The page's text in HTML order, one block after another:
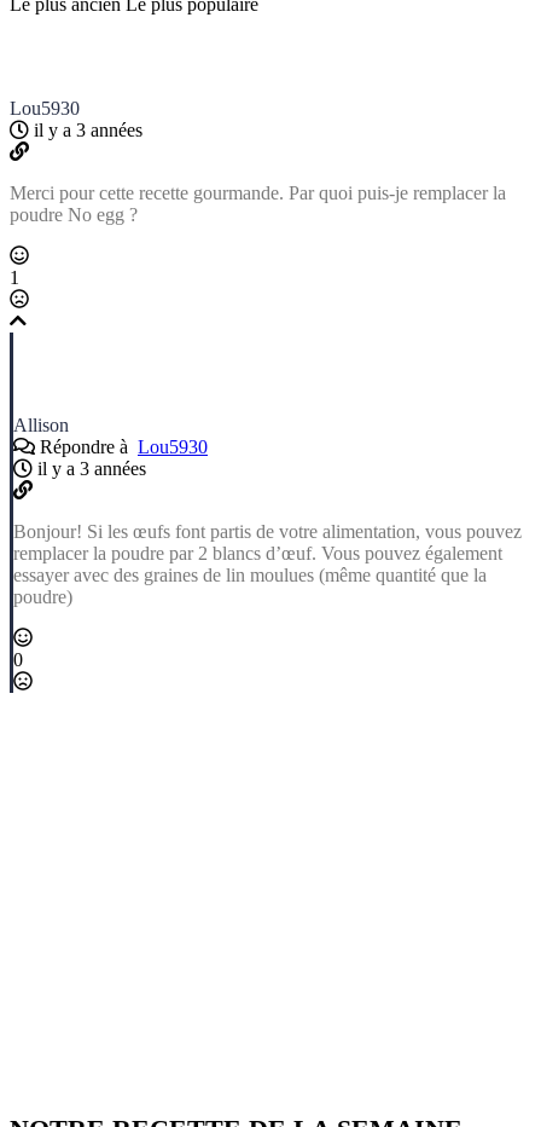
Le plus ancien Le plus populaire
Lou5930
il y a 3 années
Merci pour cette recette gourmande. Par quoi puis-je remplacer la
poudre No egg ?
1
Allison
Répondre à Lou5930
il y a 3 années
Bonjour! Si les œufs font partis de votre alimentation, vous pouvez
remplacer la poudre par 2 blancs d’œuf. Vous pouvez également
essayer avec des graines de lin moulues (même quantité que la
poudre)
0